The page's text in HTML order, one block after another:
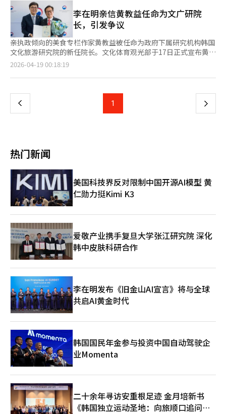
李在明亲信黄教益任命为文广研院
长，引发争议
亲执政倾向的美食专栏作家黄教益被任命为政府下属研究机构韩国
文化旅游研究院的新任院长。文化体育观光部于17日正式宣布黄教
益的任命，称其具备深刻的洞察力和丰富的现场经验，是引领机构
因“报恩任命”争议而辞去京畿道旅游公司总裁职务的经历提出质
明总统在担任京畿道知事时期的亲信。2021年，他被李总统提名
为京畿道旅游公司总裁候选人，但因在野党的强烈反对和“空降任
控力和“代码任命”的信号。将一位没有专业研究经验的美食专栏
作家任命为研究文化艺术和旅游产业政策的核心国策研究机构的负
责人，被认为是罕见的。在野党和部分文化界人士对黄教益的过去
言论提出质疑。他在2022年总统选举期间将尹锡悦候选人比
作“伊藤博文”，将李在明候选人比作“安重根”，并将选举称
为“与亲日派的对决”，引发多次争议。此外，他在曹国前法务部
长的妻子郑敬心教授被判有罪后，发表支持言论，称其“走在耶稣
的道路上”，引发社会反响。文广研作为文化和旅游政策的研究机
构，要求高度的专业性和政治中立性。任命一位公开表达特定政治
倾向的人士为该机构负责人是否合适，引发批评。崔辉英文体部部
长提出的“创新和飞跃”理由难以消除“报恩任命”的标签。未
来，黄教益领导下的文广研将在两个方面面临考验。首先是K文化
政策的方向。黄教益对“韩食全球化”等饮食文化表现出浓厚兴
也可能通过大众化视角拓展K文化的外延。其次是研究机构的独立
性问题。国策研究机构的负责人由总统亲信担任，可能损害研究的
客观性和中立性。黄教益能否摆脱过去的政治色彩，展现平衡的领
导力，将是关键。此次任命象征性地展示了李在明政府的任命风
格，再次确认了重视“代码”和“信任”而非专业性的倾向。黄教
益未来如何领导文广研，将决定此次任命是被视为“突破性的实用
任命”还是“典型的空降任命失败案例”。文化艺术和旅游产业是
超越政权理念、决定国家长期品牌价值的重要领域。黄教益能否克
服过去言论引发的争议，为K文化的未来展示实质性成果，文化界
和政界的目光正聚焦于他。
2026-04-19 00:18:19
上
页
1 下
热门新闻
美国科技界反对限制中国开源AI模型 黄
仁勋力挺Kimi K3
爱敬产业携手复旦大学张江研究院 深化
韩中皮肤科研合作
李在明发布《旧金山AI宣言》将与全球
共启AI黄金时代
韩国国民年金参与投资中国自动驾驶企
业Momenta
二十余年寻访安重根足迹 金月培新书
《韩国独立运动圣地：向旅顺口追问历